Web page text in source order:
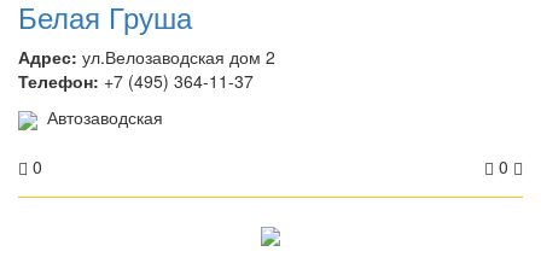
Белая Груша
Адрес: ул.Велозаводская дом 2
Телефон: +7 (495) 364-11-37
Автозаводская
0 0